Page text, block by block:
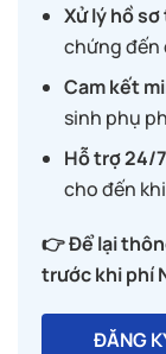
Xử lý hồ
chứng đến
Cam kết
sinh phụ
Hỗ trợ 24/
cho đến
👉 Để lại
trước khi phí
ĐĂNG